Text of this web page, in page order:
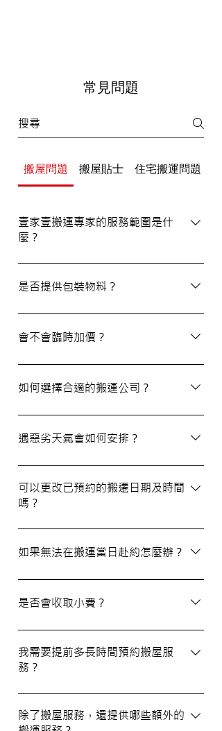
常見問題
搬屋問題 搬屋貼士 住宅搬運問題
壹家壹搬運專家的服務範圍是什
麼？
壹家壹搬運專家的服務覆蓋港九及新界，無
論是一般搬屋服務還是商務搬遷，我們都能
是否提供包裝物料？
是的，我們會為客戶提供包裝物料。如有需
要，請隨時與我們的客戶服務員查詢。
會不會臨時加價？
我們的報價透明，會根據您提供的物品清單
提供合理預算，絕無隱藏費用。除非搬運當
約定的費用。
如何選擇合適的搬運公司？
選擇一間合適的搬運公司非常重要，建議您
選擇經驗豐富、提供專業服務且預算合理的
擇！
遇惡劣天氣會如何安排？
如搬屋當日遇上惡劣天氣，我們會提前與您
聯絡並安排改期。具體安排如下： 黑色暴
雨或八號熱帶氣旋警告於早上十時前發出：
我們會即時更新安排。 工作時間內解除警
可以更改已預約的搬遷日期及時間
嗎？
如果需要更改或取消已預約的搬運服務，請
在預定搬運日期前至少兩個工作日的下午三
50%作為行政費。
如果無法在搬運當日赴約怎麼辦？
若您無法在搬運當日赴約，請至少提前兩個
工作日的下午三時通知我們，否則我們將有
是否會收取小費？
我們不會向客戶索取小費，但客戶可自願性
地為搬運團隊作獎賞，以表達對我們服務的
滿意。
我需要提前多長時間預約搬屋服
務？
我們建議您在搬屋前一至三星期預約搬運日
期及時間，特別是在熱門的週末，以確保我
除了搬屋服務，還提供哪些額外的